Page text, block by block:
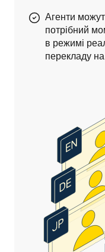
Агенти
потрібний
в режимі
перекладу на